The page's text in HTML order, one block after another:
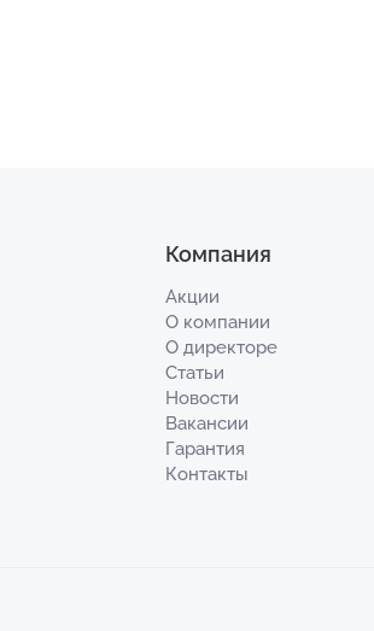
Компания
Акции
О компании
О директоре
Статьи
Новости
Вакансии
Гарантия
Контакты